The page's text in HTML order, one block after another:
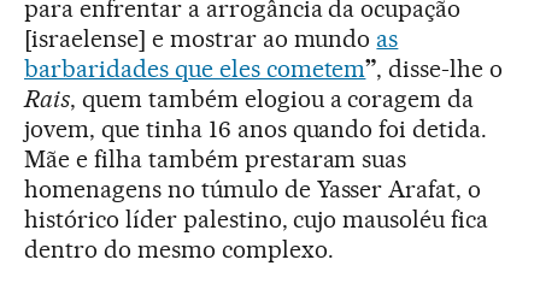
para enfrentar a arrogância da ocupação
[israelense] e mostrar ao mundo as
barbaridades que eles cometem”, disse-lhe o
Rais, quem também elogiou a coragem da
jovem, que tinha 16 anos quando foi detida.
Mãe e filha também prestaram suas
homenagens no túmulo de Yasser Arafat, o
histórico líder palestino, cujo mausoléu fica
dentro do mesmo complexo.